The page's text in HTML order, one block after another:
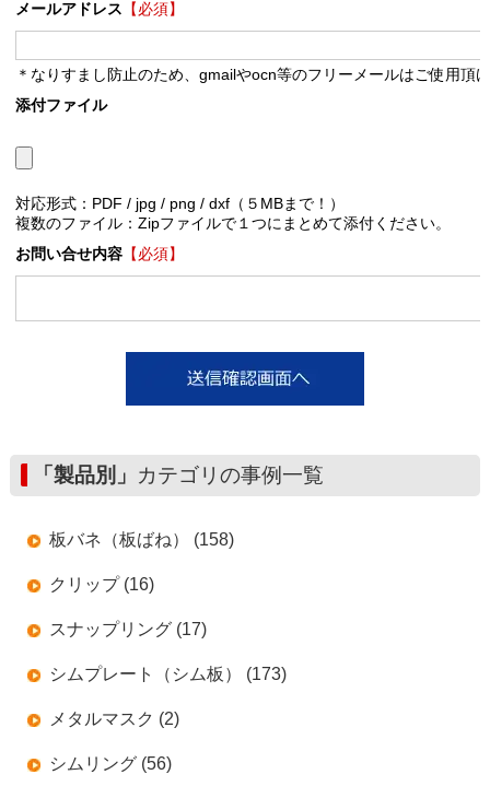
メールアドレス 【必須】
＊なりすまし防止のため、gmailやocn等のフリーメールはご使用頂
添付ファイル
対応形式：PDF / jpg / png / dxf（５MBまで！）
複数のファイル：Zipファイルで１つにまとめて添付ください。
お問い合せ内容【必須】
「製品別」 カテゴリの事例一覧
板バネ（板ばね） (158)
クリップ (16)
スナップリング (17)
シムプレート（シム板） (173)
メタルマスク (2)
シムリング (56)